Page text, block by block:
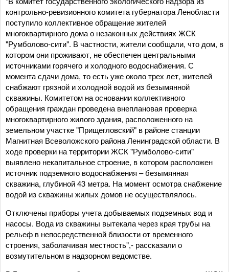
контрольно-ревизионного комитета губернатора Ленобласти
поступило коллективное обращение жителей
многоквартирного дома о незаконных действиях ЖСК
"Румболово-сити". В частности, жители сообщали, что дом, в
котором они проживают, не обеспечен центральными
источниками горячего и холодного водоснабжения. С
момента сдачи дома, то есть уже около трех лет, жителей
снабжают грязной и холодной водой из безымянной
скважины. Комитетом на основании коллективного
обращения граждан проведена внеплановая проверка
многоквартирного жилого здания, расположенного на
земельном участке "Прищегловский" в районе станции
Магнитная Всеволожского района Ленинградской области. В
ходе проверки на территории ЖСК "Румболово-сити"
выявлено некапитальное строение, в котором расположен
источник подземного водоснабжения – безымянная
скважина, глубиной 43 метра. На момент осмотра снабжение
водой из скважины жилых домов не осуществлялось.
Отключены приборы учета добываемых подземных вод и
насосы. Вода из скважины вытекала через края трубы на
рельеф в непосредственной близости от временного
строения, заболачивая местность",- рассказали о
возмутительном в надзорном ведомстве.